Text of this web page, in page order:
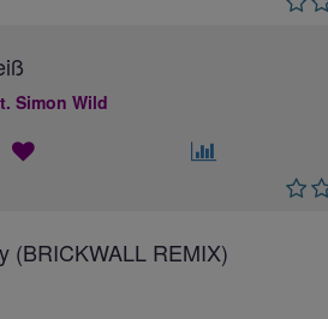
Simon Wild
(BRICKWALL REMIX)